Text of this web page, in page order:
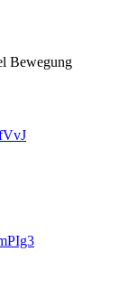
Bewegung